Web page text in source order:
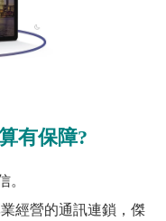
有保障?
經營的通訊連鎖，傑